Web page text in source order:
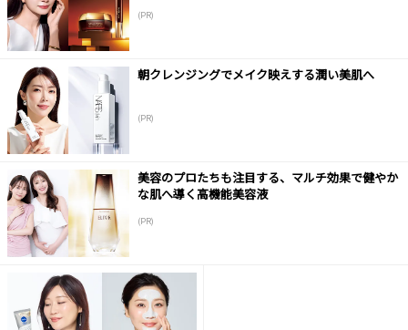
(PR)
朝クレンジングでメイク映えする潤い美肌へ
(PR)
美容のプロたちも注目する、マルチ効果で健やか
な肌へ導く高機能美容液
(PR)